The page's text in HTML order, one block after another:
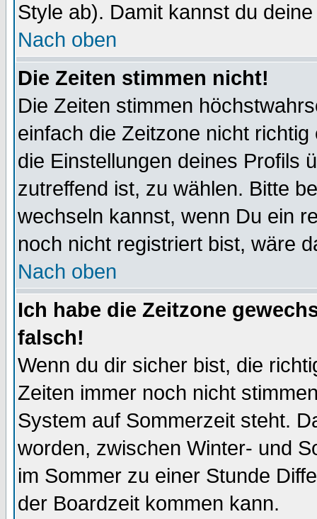
Style ab). Damit kannst du
Nach oben
Die Zeiten stimmen nicht!
Die Zeiten stimmen
einfach die Zeitzone nicht
die Einstellungen deines Profils
zutreffend ist, zu wählen. Bitte
wechseln kannst, wenn Du ein
noch nicht registriert bist, wäre
Nach oben
Ich habe die Zeitzone
falsch!
Wenn du dir sicher bist, die
Zeiten immer noch nicht
System auf Sommerzeit steht.
worden, zwischen Winter- und
im Sommer zu einer Stunde
der Boardzeit kommen kann.